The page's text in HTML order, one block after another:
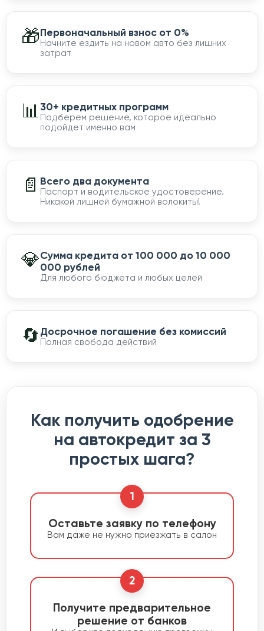
🎁Первоначальный взнос от 0%
Начните ездить на новом авто без лишних
затрат
📊30+ кредитных программ
Подберем решение, которое идеально
подойдет именно вам
📄 Всего два документа
Паспорт и водительское удостоверение.
Никакой лишней бумажной волокиты!
💎Сумма кредита от 100 000 до 10 000
000 рублей
Для любого бюджета и любых целей
🔄 Досрочное погашение без комиссий
Полная свобода действий
Как получить одобрение
на автокредит за 3
простых шага?
1
Оставьте заявку по телефону
Вам даже не нужно приезжать в салон
2
Получите предварительное
решение от банков